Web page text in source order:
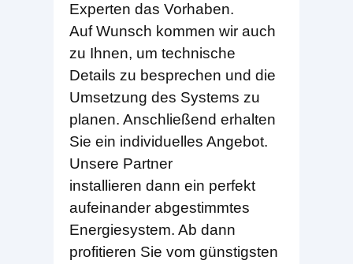
Experten das Vorhaben.
Auf Wunsch kommen wir auch
zu Ihnen, um technische
Details zu besprechen und die
Umsetzung des Systems zu
planen. Anschließend erhalten
Sie ein individuelles Angebot.
Unsere Partner
installieren dann ein perfekt
aufeinander abgestimmtes
Energiesystem. Ab dann
profitieren Sie vom günstigsten